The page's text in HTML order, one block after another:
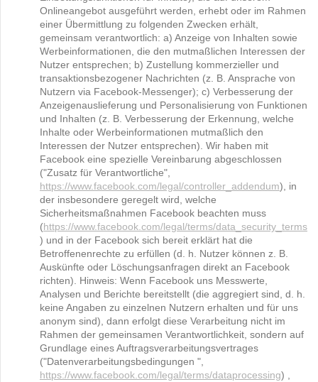
Onlineangebot ausgeführt werden, erhebt oder im Rahmen
einer Übermittlung zu folgenden Zwecken erhält,
gemeinsam verantwortlich: a) Anzeige von Inhalten sowie
Werbeinformationen, die den mutmaßlichen Interessen der
Nutzer entsprechen; b) Zustellung kommerzieller und
transaktionsbezogener Nachrichten (z. B. Ansprache von
Nutzern via Facebook-Messenger); c) Verbesserung der
Anzeigenauslieferung und Personalisierung von Funktionen
und Inhalten (z. B. Verbesserung der Erkennung, welche
Inhalte oder Werbeinformationen mutmaßlich den
Interessen der Nutzer entsprechen). Wir haben mit
Facebook eine spezielle Vereinbarung abgeschlossen
("Zusatz für Verantwortliche",
https://www.facebook.com/legal/controller_addendum), in
der insbesondere geregelt wird, welche
Sicherheitsmaßnahmen Facebook beachten muss
(https://www.facebook.com/legal/terms/data_security_terms
) und in der Facebook sich bereit erklärt hat die
Betroffenenrechte zu erfüllen (d. h. Nutzer können z. B.
Auskünfte oder Löschungsanfragen direkt an Facebook
richten). Hinweis: Wenn Facebook uns Messwerte,
Analysen und Berichte bereitstellt (die aggregiert sind, d. h.
keine Angaben zu einzelnen Nutzern erhalten und für uns
anonym sind), dann erfolgt diese Verarbeitung nicht im
Rahmen der gemeinsamen Verantwortlichkeit, sondern auf
Grundlage eines Auftragsverarbeitungsvertrages
("Datenverarbeitungsbedingungen ",
https://www.facebook.com/legal/terms/dataprocessing) ,